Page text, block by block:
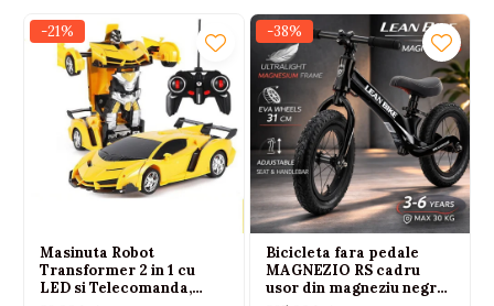
recipient medical
termometru
seringa
ciocanel chirurgical
cleste
foarfeca
12 cm x 3 cm x 3 cm
Dimensiuni stetoscop:
-21%
Masinuta Robot
Transformer 2 in 1 cu
LED si Telecomanda,
-38%
Bicicleta fara pedale
MAGNEZIO RS cadru
usor din magneziu negru